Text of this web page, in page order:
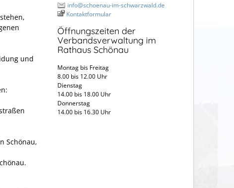
und
Schönau,
info@schoenau-im-schwarzwald.de
Kontaktformular
Öffnungszeiten der
Verbandsverwaltung im
Rathaus Schönau
Montag bis Freitag
8.00 bis 12.00 Uhr
Dienstag
14.00 bis 18.00 Uhr
Donnerstag
14.00 bis 16.30 Uhr